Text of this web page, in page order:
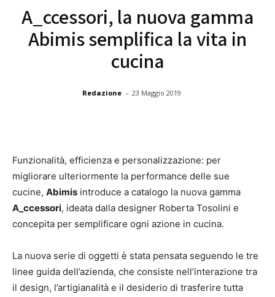
A_ccessori, la nuova gamma
Abimis semplifica la vita in
cucina
Redazione - 23 Maggio 2019
Funzionalità, efficienza e personalizzazione: per
migliorare ulteriormente la performance delle sue
cucine, Abimis introduce a catalogo la nuova gamma
A_ccessori, ideata dalla designer Roberta Tosolini e
concepita per semplificare ogni azione in cucina.
La nuova serie di oggetti è stata pensata seguendo le tre
linee guida dell’azienda, che consiste nell’interazione tra
il design, l’artigianalità e il desiderio di trasferire tutta